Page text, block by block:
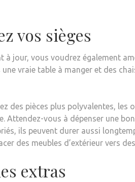
vos sièges
à jour, vous voudrez également
vraie table à manger et des
des pièces plus polyvalentes,
Attendez-vous à dépenser une
ils peuvent durer aussi
des meubles d’extérieur vers
extras